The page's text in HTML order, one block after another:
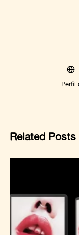
Perfil
Related Posts